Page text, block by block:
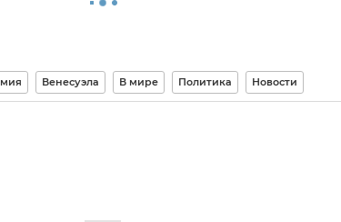
Венесуэла В мире Политика Новости